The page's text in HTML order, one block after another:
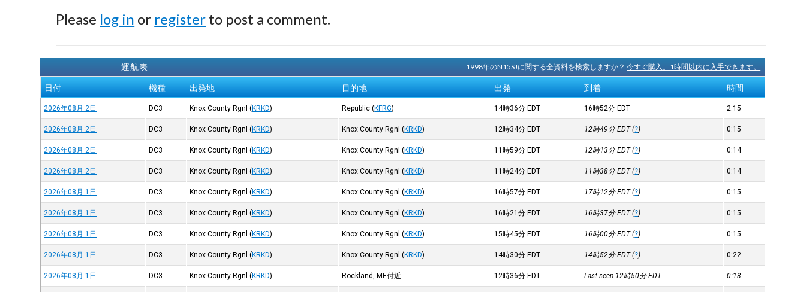
Please log in or register to post a comment.
運航表 1998年のN15SJに関する全資料を検索しますか？今すぐ購入。1時間以内に入手できます。
日付 機種 出発地 目的地 出発 到着 時間
2026年08月 2日 DC3 Knox County Rgnl (KRKD) Republic (KFRG) 14時36分 EDT 16時52分 EDT 2:15
2026年08月 2日 DC3 Knox County Rgnl (KRKD) Knox County Rgnl (KRKD) 12時34分 EDT 12時49分EDT(?) 0:15
2026年08月 2日 DC3 Knox County Rgnl (KRKD) Knox County Rgnl (KRKD) 11時59分 EDT 12時13分EDT(?) 0:14
2026年08月 2日 DC3 Knox County Rgnl (KRKD) Knox County Rgnl (KRKD) 11時24分 EDT 11時38分EDT(?) 0:14
2026年08月 1日 DC3 Knox County Rgnl (KRKD) Knox County Rgnl (KRKD) 16時57分 EDT 17時12分EDT(?) 0:15
2026年08月 1日 DC3 Knox County Rgnl (KRKD) Knox County Rgnl (KRKD) 16時21分 EDT 16時37分EDT(?) 0:15
2026年08月 1日 DC3 Knox County Rgnl (KRKD) Knox County Rgnl (KRKD) 15時45分 EDT 16時00分EDT(?) 0:15
2026年08月 1日 DC3 Knox County Rgnl (KRKD) Knox County Rgnl (KRKD) 14時30分 EDT 14時52分EDT(?) 0:22
2026年08月 1日 DC3 Knox County Rgnl (KRKD) Rockland, ME付近 12時36分 EDT Last seen 12時50分EDT 0:13